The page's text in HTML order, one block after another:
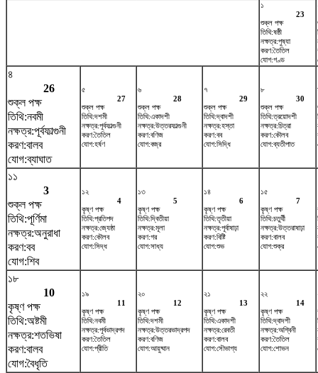
১
23
শুক্ল পক্ষ
তিথি:ষষ্ঠী
নক্ষত্র:পুষ্যা
করণ:তৈতিল
যোগ:গণ্ড
৪
26
শুক্ল পক্ষ
তিথি:নবমী
নক্ষত্র:পূর্বফাল্গুনী
করণ:বালব
যোগ:ব্যাঘাত
৫
27
শুক্ল পক্ষ
তিথি:দশমী
নক্ষত্র:পূর্বফাল্গুনী
করণ:তৈতিল
যোগ:হর্ষণ
৬
28
শুক্ল পক্ষ
তিথি:একাদশী
নক্ষত্র:উত্তরফাল্গুনী
করণ:বণিজ
যোগ:বজ্র
৭
29
শুক্ল পক্ষ
তিথি:দ্বাদশী
নক্ষত্র:হস্তা
করণ:বব
যোগ:সিদ্ধি
৮
30
শুক্ল পক্ষ
তিথি:ত্রয়োদশী
নক্ষত্র:চিত্রা
করণ:কৌলব
যোগ:ব্যতীপাত
১১
3
শুক্ল পক্ষ
তিথি:পূর্ণিমা
নক্ষত্র:অনুরাধা
করণ:বব
যোগ:শিব
১২
4
কৃষ্ণ পক্ষ
তিথি:প্রতিপদ
নক্ষত্র:জ্যেষ্ঠা
করণ:কৌলব
যোগ:সিদ্ধ
১৩
5
কৃষ্ণ পক্ষ
তিথি:দ্বিতীয়া
নক্ষত্র:মূলা
করণ:গর
যোগ:সাধ্য
১৪
6
কৃষ্ণ পক্ষ
তিথি:তৃতীয়া
নক্ষত্র:পূর্বাষাঢ়া
করণ:বিষ্টি
যোগ:শুভ
১৫
7
কৃষ্ণ পক্ষ
তিথি:চতুর্থী
নক্ষত্র:উত্তরাষাঢ়া
করণ:বালব
যোগ:শুক্র
১৮
10
কৃষ্ণ পক্ষ
তিথি:অষ্টমী
নক্ষত্র:শতভিষ‌া
করণ:বালব
যোগ:বৈধৃতি
১৯
11
কৃষ্ণ পক্ষ
তিথি:নবমী
নক্ষত্র:পূর্বভাদ্রপদ
করণ:তৈতিল
যোগ:প্রীতি
২০
12
কৃষ্ণ পক্ষ
তিথি:দশমী
নক্ষত্র:উত্তরভাদ্রপদ
করণ:বণিজ
যোগ:আয়ুষ্মান
২১
13
কৃষ্ণ পক্ষ
তিথি:একাদশী
নক্ষত্র:রেবতী
করণ:বালব
যোগ:সৌভাগ্য
২২
14
কৃষ্ণ পক্ষ
তিথি:দ্বাদশী
নক্ষত্র:অশ্বিনী
করণ:তৈতিল
যোগ:শোভন